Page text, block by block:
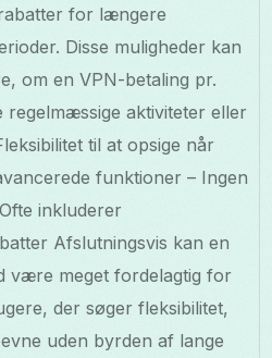
for længere
Disse muligheder kan
om en VPN-betaling pr.
aktiviteter eller
til at opsige når
funktioner – Ingen
inkluderer
Afslutningsvis kan en
være meget fordelagtig for
der søger fleksibilitet,
uden byrden af lange